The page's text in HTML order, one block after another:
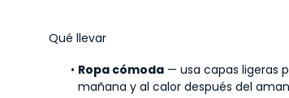
Qué llevar
Ropa cómoda — usa capas ligeras
mañana y al calor después del